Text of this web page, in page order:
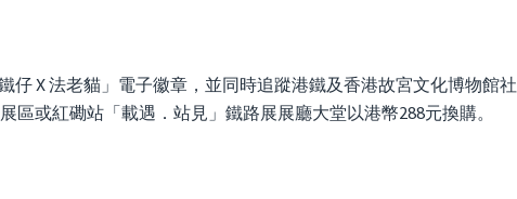
仔 X 法老貓」電子徽章，並同時追蹤港鐵及香港故宮文化博物館社
區或紅磡站「載遇．站見」鐵路展展廳大堂以港幣288元換購。